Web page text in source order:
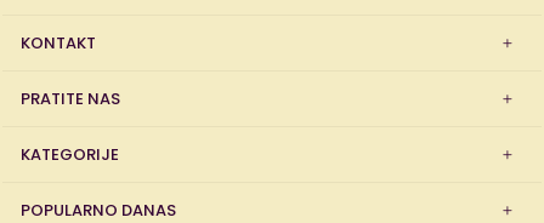
KONTAKT
PRATITE NAS
KATEGORIJE
POPULARNO DANAS